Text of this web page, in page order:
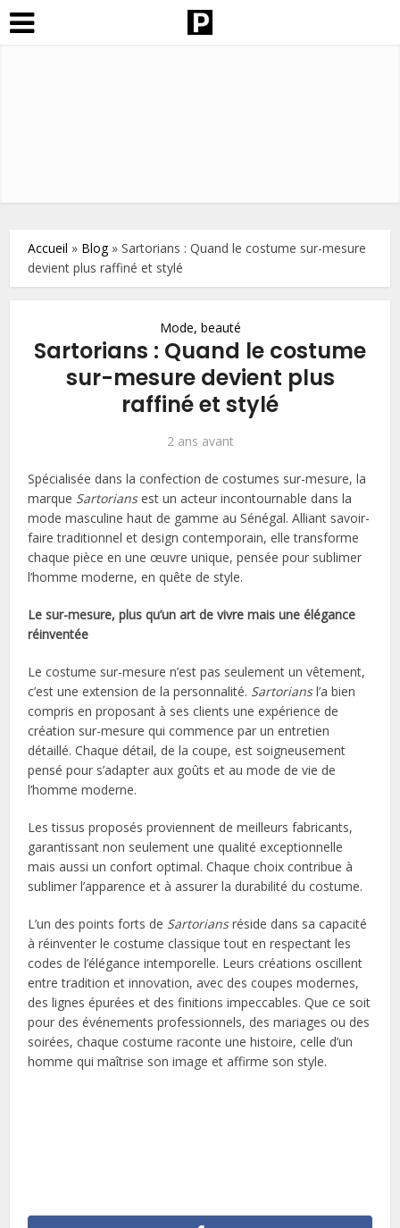
Accueil » Blog»Sartorians : Quand le costume sur-mesure
devient plus raffiné et stylé
Mode, beauté
Sartorians : Quand le costume
sur-mesure devient plus
raffiné et stylé
2 ans avant
Spécialisée dans la confection de costumes sur-mesure, la
marque Sartoriansest un acteur incontournable dans la
mode masculine haut de gamme au Sénégal. Alliant savoir-
faire traditionnel et design contemporain, elle transforme
chaque pièce en une œuvre unique, pensée pour sublimer
l’homme moderne, en quête de style.
Le sur-mesure, plus qu’un art de vivre mais une élégance
réinventée
Le costume sur-mesure n’est pas seulement un vêtement,
c’est une extension de la personnalité. Sartoriansl’a bien
compris en proposant à ses clients une expérience de
création sur-mesure qui commence par un entretien
détaillé. Chaque détail, de la coupe, est soigneusement
pensé pour s’adapter aux goûts et au mode de vie de
l’homme moderne.
Les tissus proposés proviennent de meilleurs fabricants,
garantissant non seulement une qualité exceptionnelle
mais aussi un confort optimal. Chaque choix contribue à
sublimer l’apparence et à assurer la durabilité du costume.
L’un des points forts de Sartoriansréside dans sa capacité
à réinventer le costume classique tout en respectant les
codes de l’élégance intemporelle. Leurs créations oscillent
entre tradition et innovation, avec des coupes modernes,
des lignes épurées et des finitions impeccables. Que ce soit
pour des événements professionnels, des mariages ou des
soirées, chaque costume raconte une histoire, celle d’un
homme qui maîtrise son image et affirme son style.